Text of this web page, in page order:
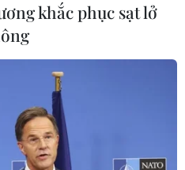
khắc phục sạt lở